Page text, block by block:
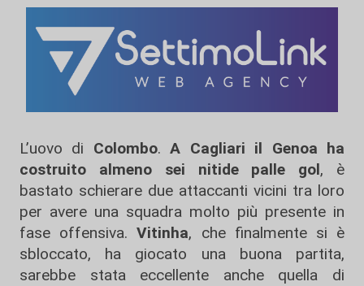
L’uovo di Colombo.A Cagliari il Genoa ha
costruito almeno sei nitide palle gol, è
bastato schierare due attaccanti vicini tra loro
per avere una squadra molto più presente in
fase offensiva.Vitinha, che finalmente si è
sbloccato, ha giocato una buona partita,
sarebbe stata eccellente anche quella di